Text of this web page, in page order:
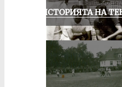
ЗА ИСТОРИЯТА НА